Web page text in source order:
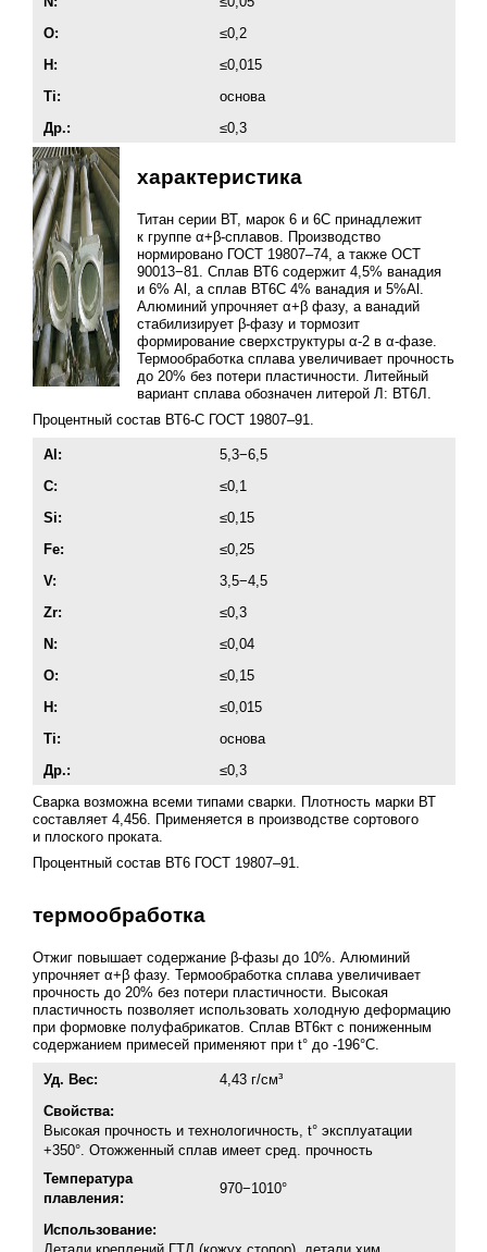
характеристика
Титан серии ВТ, марок 6 и 6С принадлежит
к группе α+β-сплавов. Производство
нормировано ГОСТ 19807–74, а также ОСТ
90013−81. Сплав ВТ6 содержит 4,5% ванадия
и 6% Al, а сплав ВТ6С 4% ванадия и 5%Al.
Алюминий упрочняет α+β фазу, а ванадий
стабилизирует β-фазу и тормозит
формирование сверхструктуры α-2 в α-фазе.
Термообработка сплава увеличивает прочность
до 20% без потери пластичности. Литейный
вариант сплава обозначен литерой Л: ВТ6Л.
Процентный состав ВТ6-С ГОСТ 19807–91.
Al:
5,3−6,5
C:
≤0,1
Si:
≤0,15
Fe:
≤0,25
V:
3,5−4,5
Zr:
≤0,3
N:
≤0,04
O:
≤0,15
H:
≤0,015
Ti:
основа
Др.:
≤0,3
Сварка возможна всеми типами сварки. Плотность марки ВТ
составляет 4,456. Применяется в производстве сортового
и плоского проката.
Процентный состав ВТ6 ГОСТ 19807–91.
O:
≤0,2
H:
≤0,015
Ti:
основа
Др.:
≤0,3
термообработка
Отжиг повышает содержание β-фазы до 10%. Алюминий
упрочняет α+β фазу. Термообработка сплава увеличивает
прочность до 20% без потери пластичности. Высокая
пластичность позволяет использовать холодную деформацию
при формовке полуфабрикатов. Сплав ВТ6кт с пониженным
содержанием примесей применяют при t° до -196°С.
Уд. Вес:
4,43 г/см³
Свойства:
Высокая прочность и технологичность, t° эксплуатации
+350°. Отожженный сплав имеет сред. прочность
Температура
плавления:
970−1010°
Использование: